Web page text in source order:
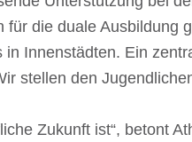
für die duale Ausbil­dung
Innen­städ­ten. Ein
stel­len den
Zukunft ist“, betont